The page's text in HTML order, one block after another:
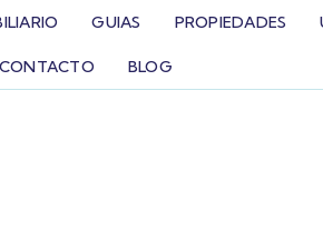
GUIAS PROPIEDADES
CONTACTO BLOG